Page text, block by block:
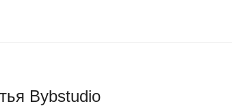
Bybstudio